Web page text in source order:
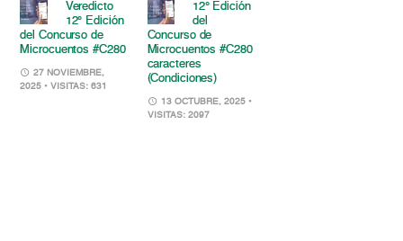
Veredicto
12° Edición
del Concurso de
Microcuentos #C280
27 NOVIEMBRE,
2025 • VISITAS: 631
12° Edición
del
Concurso de
Microcuentos #C280
caracteres
(Condiciones)
13 OCTUBRE, 2025 •
VISITAS: 2097